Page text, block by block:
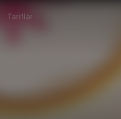
Tariflar